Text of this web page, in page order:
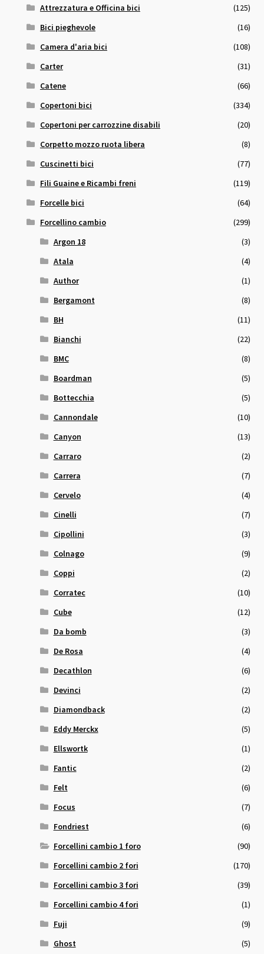
Attrezzatura e Officina bici
(125)
Bici pieghevole
(16)
Camera d'aria bici
(108)
Carter
(31)
Catene
(66)
Copertoni bici
(334)
Copertoni per carrozzine disabili
(20)
Corpetto mozzo ruota libera
(8)
Cuscinetti bici
(77)
Fili Guaine e Ricambi freni
(119)
Forcelle bici
(64)
Forcellino cambio
(299)
Argon 18
(3)
Atala
(4)
Author
(1)
Bergamont
(8)
BH
(11)
Bianchi
(22)
BMC
(8)
Boardman
(5)
Bottecchia
(5)
Cannondale
(10)
Canyon
(13)
Carraro
(2)
Carrera
(7)
Cervelo
(4)
Cinelli
(7)
Cipollini
(3)
Colnago
(9)
Coppi
(2)
Corratec
(10)
Cube
(12)
Da bomb
(3)
De Rosa
(4)
Decathlon
(6)
Devinci
(2)
Diamondback
(2)
Eddy Merckx
(5)
Ellswortk
(1)
Fantic
(2)
Felt
(6)
Focus
(7)
Fondriest
(6)
Forcellini cambio 1 foro
(90)
Forcellini cambio 2 fori
(170)
Forcellini cambio 3 fori
(39)
Forcellini cambio 4 fori
(1)
Fuji
(9)
Ghost
(5)